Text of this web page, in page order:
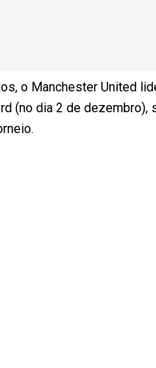
o Manchester United
(no dia 2 de